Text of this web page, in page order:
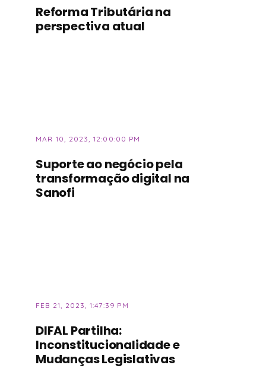
Reforma Tributária na
perspectiva atual
MAR 10, 2023, 12:00:00 PM
Suporte ao negócio pela
transformação digital na
Sanofi
FEB 21, 2023, 1:47:39 PM
DIFAL Partilha:
Inconstitucionalidade e
Mudanças Legislativas